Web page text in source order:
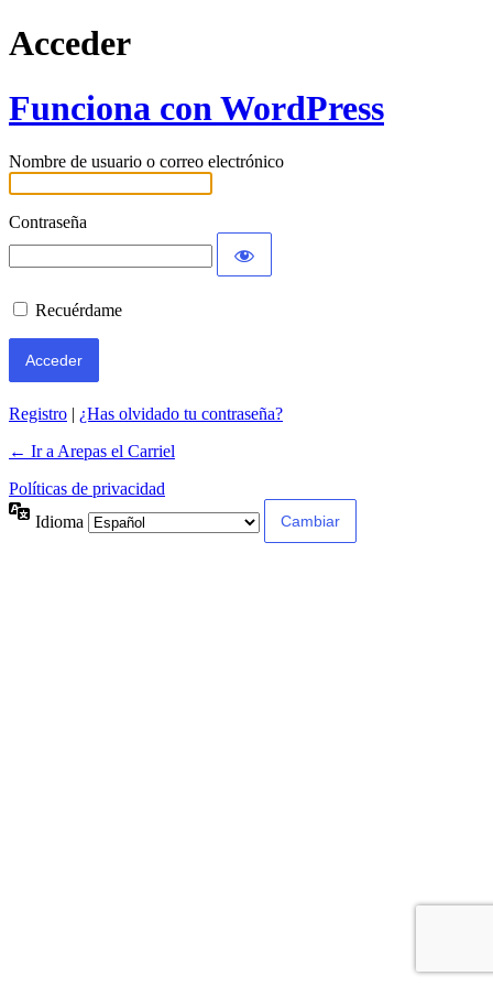
Acceder
Funciona con WordPress
Nombre de usuario o correo electrónico
Contraseña
Recuérdame
Registro | ¿Has olvidado tu contraseña?
← Ir a Arepas el Carriel
Políticas de privacidad
Idioma